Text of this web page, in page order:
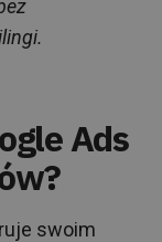
Ads
swoim